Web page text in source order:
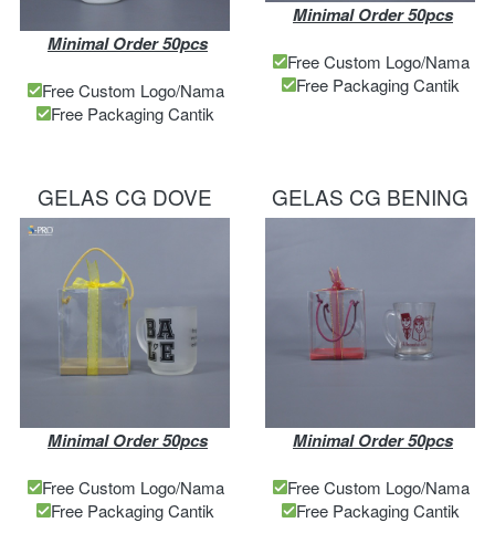
Minimal Order 50pcs
Free Custom Logo/Nama
Free Packaging Cantik
Minimal Order 50pcs
Free Custom Logo/Nama
Free Packaging Cantik
GELAS CG DOVE
Minimal Order 50pcs
Free Custom Logo/Nama
Free Packaging Cantik
GELAS CG BENING
Minimal Order 50pcs
Free Custom Logo/Nama
Free Packaging Cantik